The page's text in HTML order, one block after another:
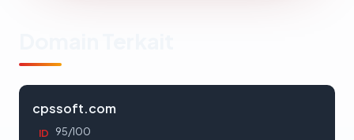
cpssoft.com
ID 95/100